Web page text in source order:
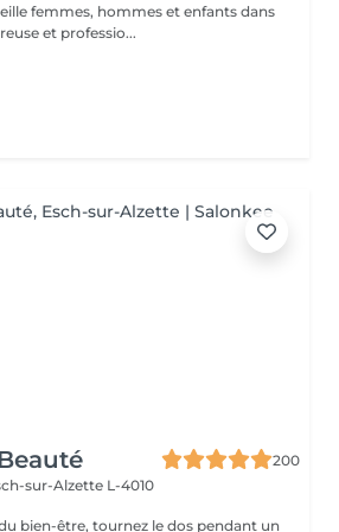
femmes, hommes et enfants dans
et professio...
200
sur-Alzette L-4010
bien-être, tournez le dos pendant un